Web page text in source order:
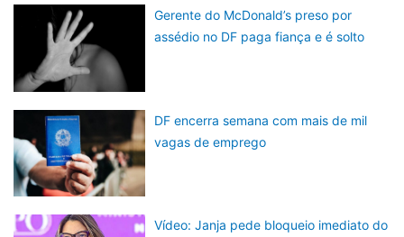
Gerente do McDonald’s preso por
assédio no DF paga fiança e é solto
DF encerra semana com mais de mil
vagas de emprego
Vídeo: Janja pede bloqueio imediato do